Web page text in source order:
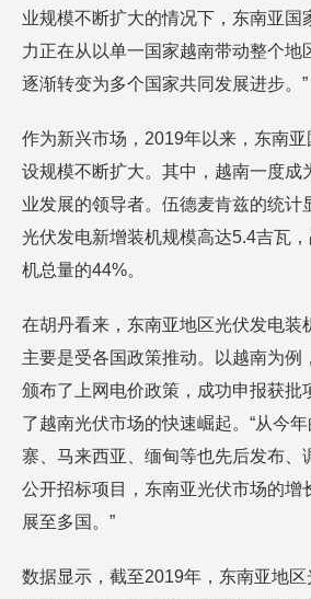
业规模不断扩大的情况下，东南亚国
力正在从以单一国家越南带动整个地
逐渐转变为多个国家共同发展进步。”
作为新兴市场，2019年以来，东南
设规模不断扩大。其中，越南一度成
业发展的领导者。伍德麦肯兹的统计
光伏发电新增装机规模高达5.4吉瓦
机总量的44%。
在胡丹看来，东南亚地区光伏发电装
主要是受各国政策推动。以越南为例
颁布了上网电价政策，成功申报获批
了越南光伏市场的快速崛起。“从今
寨、马来西亚、缅甸等也先后发布、
公开招标项目，东南亚光伏市场的增
展至多国。”
数据显示，截至2019年，东南亚地